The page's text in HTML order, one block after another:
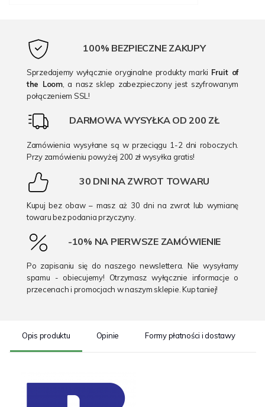
100% BEZPIECZNE ZAKUPY
Sprzedajemy wyłącznie oryginalne produkty marki Fruit of
the Loom, a nasz sklep zabezpieczony jest szyfrowanym
połączeniem SSL!
DARMOWA WYSYŁKA OD 200 ZŁ
Zamówienia wysyłane są w przeciągu 1-2 dni roboczych.
Przy zamówieniu powyżej 200 zł wysyłka gratis!
30 DNI NA ZWROT TOWARU
Kupuj bez obaw – masz aż 30 dni na zwrot lub wymianę
towaru bez podania przyczyny.
-10% NA PIERWSZE ZAMÓWIENIE
Po zapisaniu się do naszego newslettera. Nie wysyłamy
spamu - obiecujemy! Otrzymasz wyłącznie informacje o
przecenach i promocjach w naszym sklepie. Kup taniej!
Opis produktu Opinie Formy płatności i dostawy